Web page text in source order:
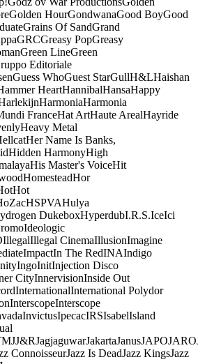
Golden HourGondwanaGood BoyGood
Grains Of SandGrand
GRCGreasy PopGreasy
Green LineGreen
Editoriale
Guess WhoGuest StarGullH&LHaishan
HeartHannibalHansaHappy
HarmoniaHarmonia
FranceHat ArtHaute ArealHayride
Heavy Metal
Her Name Is Banks,
Hidden HarmonyHigh
His Master's VoiceHit
HomesteadHor
Hot
HSPVAHulya
DukeboxHyperdubI.R.S.IceIci
Ideologic
IllegalIllegal CinemaIllusionImagine
ImpactIn The RedINAIndigo
IngoInitInjection Disco
CityInnervisionInside Out
InternationalInternational Polydor
InterscopeInterscope
InvictusIpecacIRSIsabelIsland
JJ&RJagjaguwarJakartaJanusJAPOJARO
ConnoisseurJazz Is DeadJazz KingsJazz